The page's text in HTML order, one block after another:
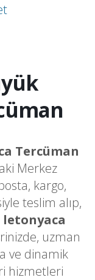
Tercüman
Merkez
kargo,
teslim alıp,
letonyaca
uzman
ve dinamik
hizmetleri